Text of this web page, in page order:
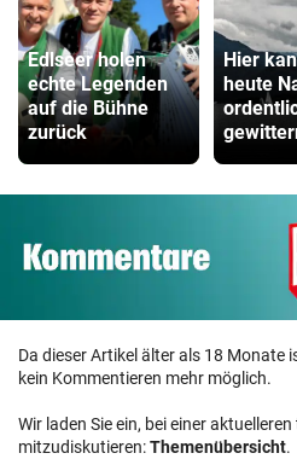
Edlseer holen
echte Legenden
auf die Bühne
zurück
Hier
heute
Da dieser Artikel älter als 18 Monate
kein Kommentieren mehr möglich.
Wir laden Sie ein, bei einer
mitzudiskutieren:Themenübersicht.